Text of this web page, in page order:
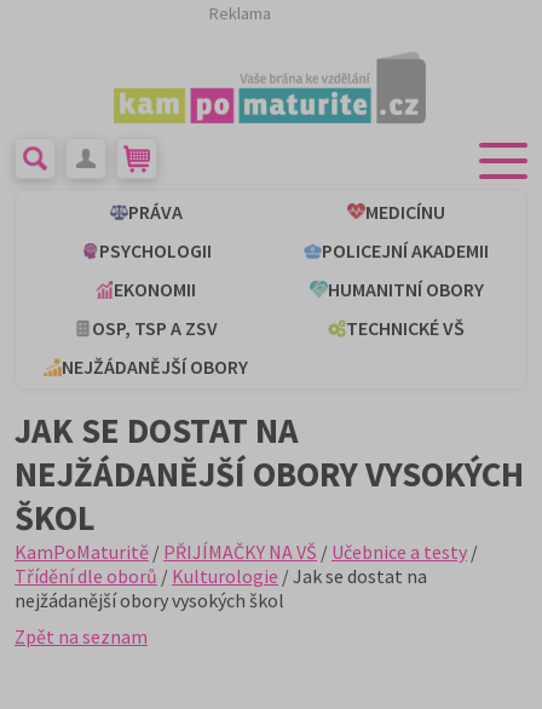
Reklama
PRÁVA
MEDICÍNU
PSYCHOLOGII
POLICEJNÍ AKADEMII
EKONOMII
HUMANITNÍ OBORY
OSP, TSP A ZSV
TECHNICKÉ VŠ
NEJŽÁDANĚJŠÍ OBORY
JAK SE DOSTAT NA
NEJŽÁDANĚJŠÍ OBORY VYSOKÝCH
ŠKOL
KamPoMaturitě / PŘIJÍMAČKY NA VŠ / Učebnice a testy /
Třídění dle oborů / Kulturologie / Jak se dostat na
nejžádanější obory vysokých škol
Zpět na seznam